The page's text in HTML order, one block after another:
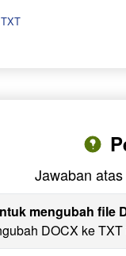
Jawaban
mengubah file
DOCX ke